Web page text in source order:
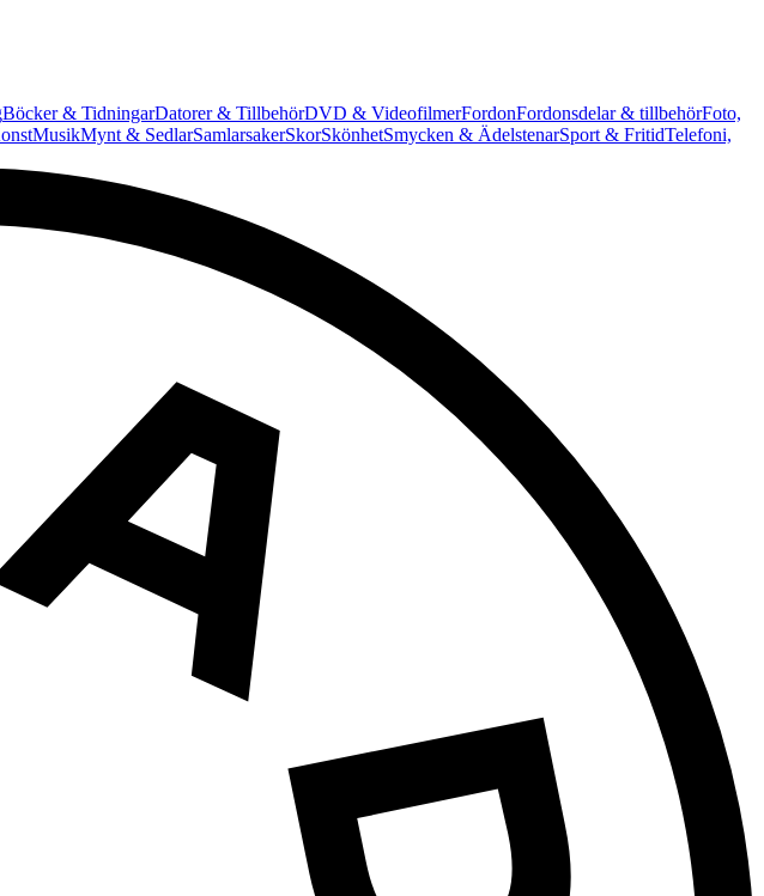
Böcker & TidningarDatorer & TillbehörDVD & VideofilmerFordonFordonsdelar & tillbehörFoto,
MusikMynt & SedlarSamlarsakerSkorSkönhetSmycken & ÄdelstenarSport & FritidTelefoni,